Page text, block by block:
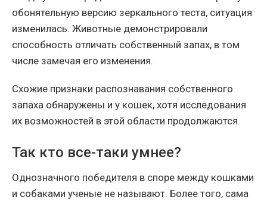
обонятельную версию зеркального теста, ситуация
изменилась. Животные демонстрировали
способность отличать собственный запах, в том
числе замечая его изменения.
Схожие признаки распознавания собственного
запаха обнаружены и у кошек, хотя исследования
их возможностей в этой области продолжаются.
Так кто все-таки умнее?
Однозначного победителя в споре между кошками
и собаками ученые не называют. Более того, сама